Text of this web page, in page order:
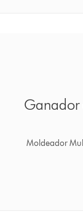
Clara
del premio